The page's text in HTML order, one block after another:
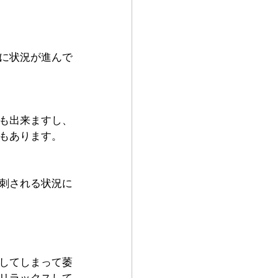
状況が進んで
出来ますし、
あります。
される状況に
てしまって萎